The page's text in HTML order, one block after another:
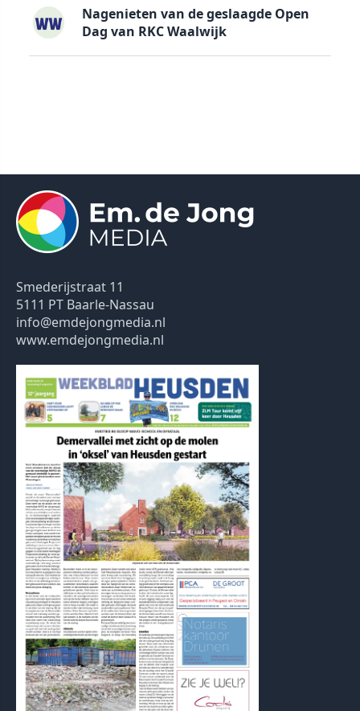
Nagenieten van de geslaagde Open
Dag van RKC Waalwijk
Smederijstraat 11
5111 PT Baarle-Nassau
info@emdejongmedia.nl
www.emdejongmedia.nl